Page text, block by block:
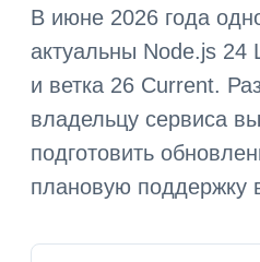
В июне 2026 года
актуальны Node.js 24
и ветка 26 Current.
владельцу сервиса
подготовить
плановую поддержку